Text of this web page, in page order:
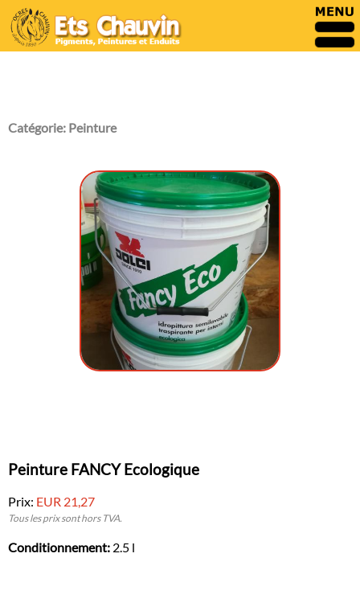
Catégorie: Peinture
Peinture FANCY Ecologique
Prix: EUR 21,27
Tous les prix sont hors TVA.
Conditionnement: 2.5 l